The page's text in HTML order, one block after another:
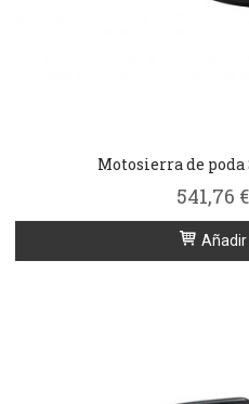
Motosierra de poda
541,76 €
Añadir